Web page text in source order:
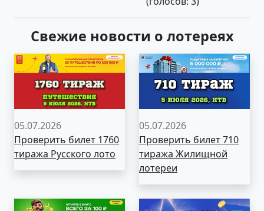
Свежие новости о лотереях
05.07.2026
Проверить билет 1760
тиража Русского лото
05.07.2026
Проверить билет 710
тиража Жилищной
лотереи